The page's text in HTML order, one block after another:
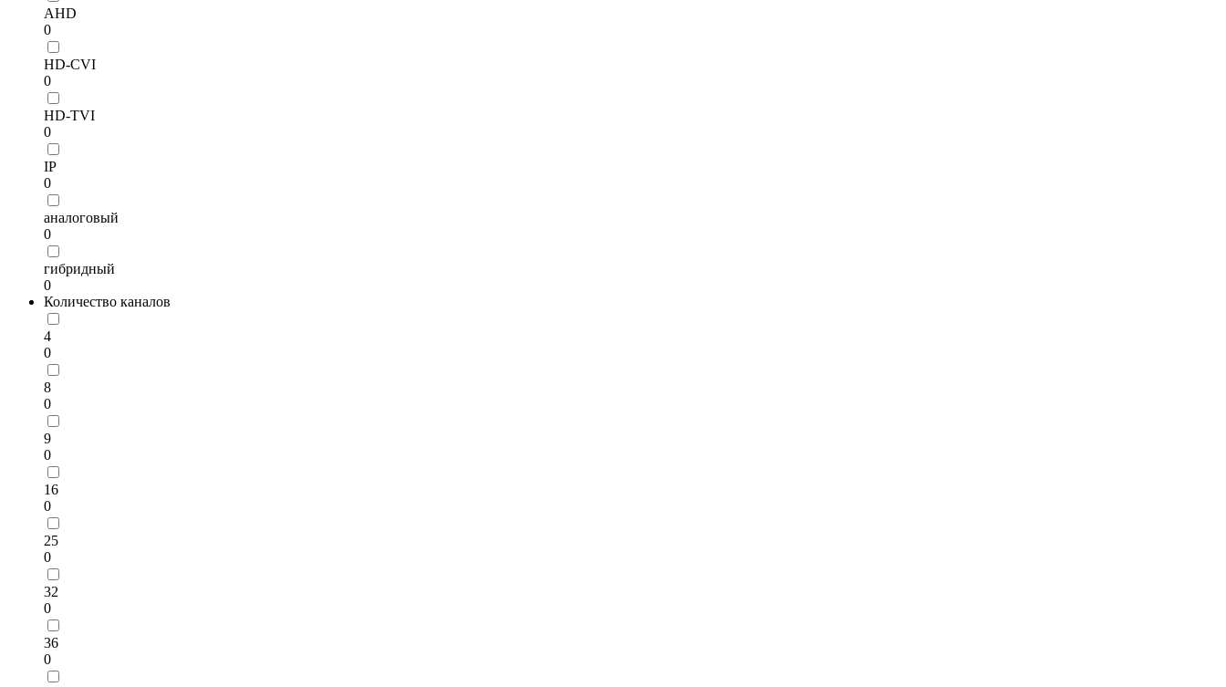
AHD
0
HD-CVI
0
HD-TVI
0
IP
0
аналоговый
0
гибридный
0
Количество каналов
4
0
8
0
9
0
16
0
25
0
32
0
36
0